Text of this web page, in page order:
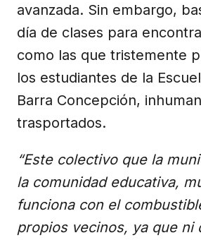
avanzada. Sin embargo,
día de clases para
como las que tristemente
los estudiantes de la
Barra Concepción,
trasportados.
“Este colectivo que la
la comunidad educativa,
funciona con el
propios vecinos, ya que ni